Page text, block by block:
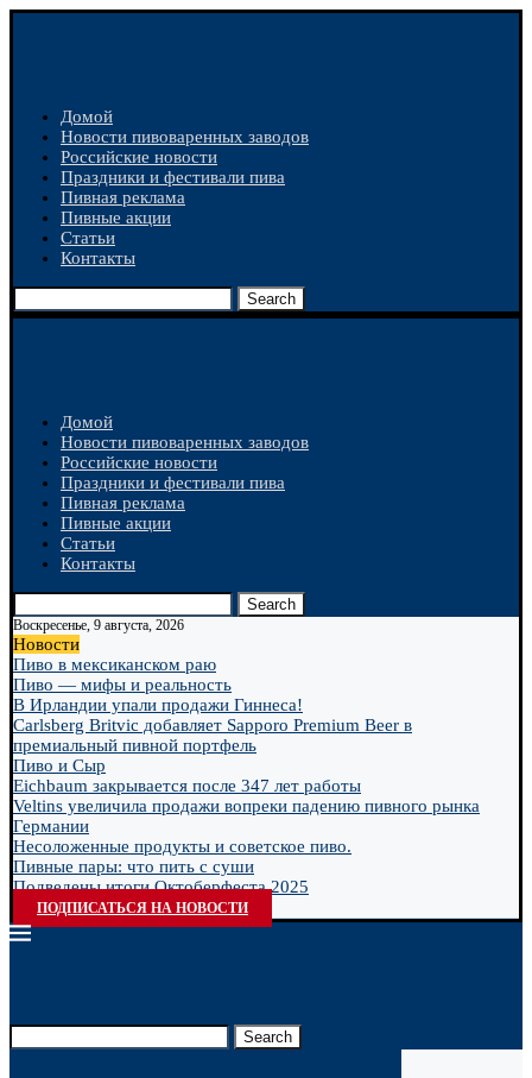
Домой
Новости пивоваренных заводов
Российские новости
Праздники и фестивали пива
Пивная реклама
Пивные акции
Статьи
Контакты
Search
Домой
Новости пивоваренных заводов
Российские новости
Праздники и фестивали пива
Пивная реклама
Пивные акции
Статьи
Контакты
Search
Воскресенье, 9 августа, 2026
Новости
Пиво в мексиканском раю
Пиво — мифы и реальность
В Ирландии упали продажи Гиннеса!
Carlsberg Britvic добавляет Sapporo Premium Beer в
премиальный пивной портфель
Пиво и Сыр
Eichbaum закрывается после 347 лет работы
Veltins увеличила продажи вопреки падению пивного рынка
Германии
Несоложенные продукты и советское пиво.
Пивные пары: что пить с суши
Подведены итоги Октоберфеста 2025
ПОДПИСАТЬСЯ НА НОВОСТИ
Search